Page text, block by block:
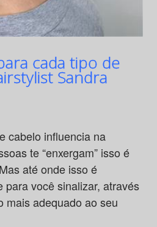
cada tipo de
Sandra
cabelo influencia na
te “enxergam” isso é
até onde isso é
para você sinalizar, através
mais adequado ao seu